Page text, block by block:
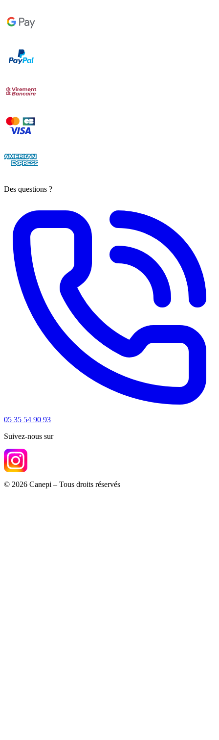
Des questions ?
05 35 54 90 93
Suivez-nous sur
© 2026 Canepi – Tous droits réservés